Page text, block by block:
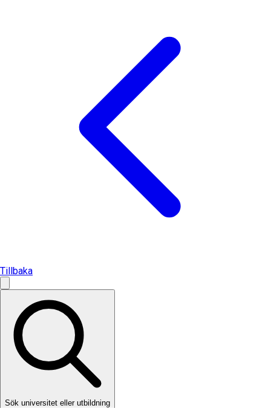
Tillbaka
Sök universitet eller utbildning